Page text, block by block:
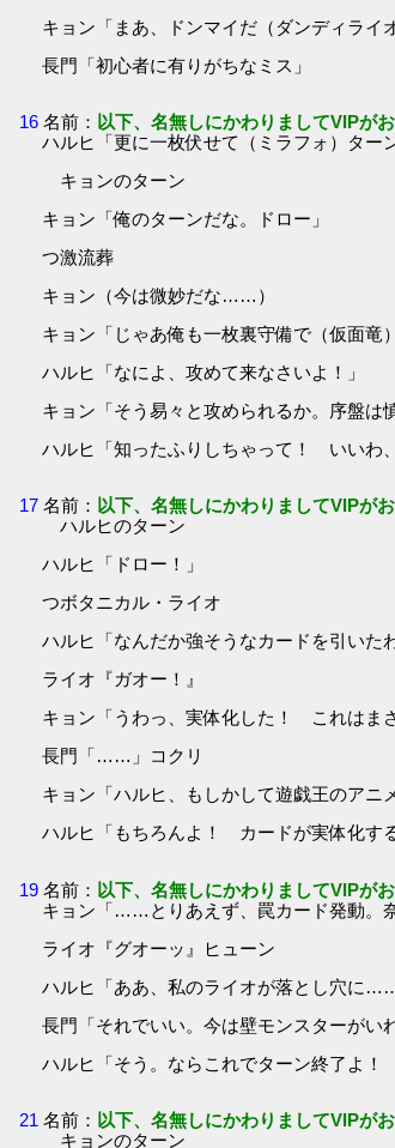
キョン「まあ、ドンマイだ（ダンディライ
長門「初心者に有りがちなミス」
16 名前： 以下、名無しにかわりましてVIPが
ハルヒ「更に一枚伏せて（ミラフォ）ター
キョンのターン
キョン「俺のターンだな。ドロー」
つ激流葬
キョン（今は微妙だな……）
キョン「じゃあ俺も一枚裏守備で（仮面竜
ハルヒ「なによ、攻めて来なさいよ！」
キョン「そう易々と攻められるか。序盤は
ハルヒ「知ったふりしちゃって！ いいわ
17 名前： 以下、名無しにかわりましてVIPが
ハルヒのターン
ハルヒ「ドロー！」
つボタニカル・ライオ
ハルヒ「なんだか強そうなカードを引い
ライオ『ガオー！』
キョン「うわっ、実体化した！ これは
長門「……」コクリ
キョン「ハルヒ、もしかして遊戯王のアニ
ハルヒ「もちろんよ！ カードが実体化す
19 名前： 以下、名無しにかわりましてVIPが
キョン「……とりあえず、罠カード発動。
ライオ『グオーッ』ヒューン
ハルヒ「ああ、私のライオが落とし穴に……
長門「それでいい。今は壁モンスターがい
ハルヒ「そう。ならこれでターン終了よ！
21 名前： 以下、名無しにかわりましてVIPが
キョンのターン